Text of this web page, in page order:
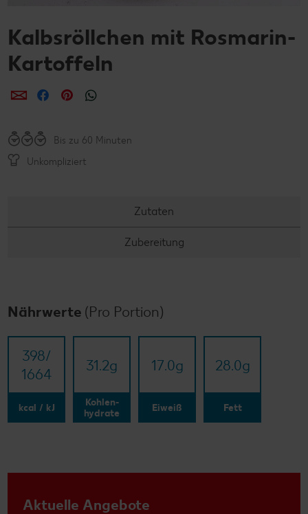
Kalbsröllchen mit Rosmarin-
Kartoffeln
per E-Mail teilen
per Facebook teilen
per Pinterest teilen
Bis zu 60 Minuten
Unkompliziert
Zutaten
Zubereitung
Nährwerte (Pro Portion)
398/​
1664
kcal / kJ
31.2g
Kohlen-
hydrate
17.0g
Eiweiß
28.0g
Fett
Aktuelle Angebote